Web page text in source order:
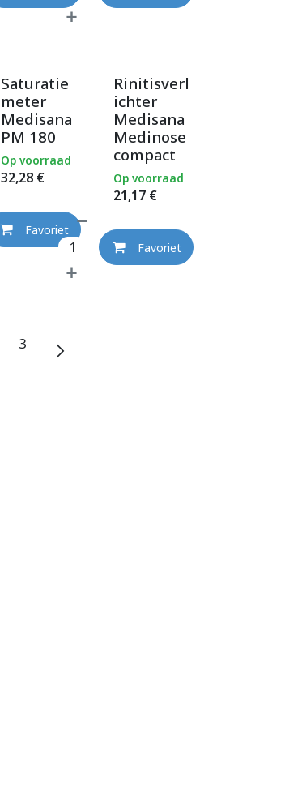
Saturatie
meter
Medisana
PM 180
32,28€
Op voorraad
Favoriet
Rinitisverl
ichter
Medisana
Medinose
compact
21,17€
Op voorraad
Favoriet
3